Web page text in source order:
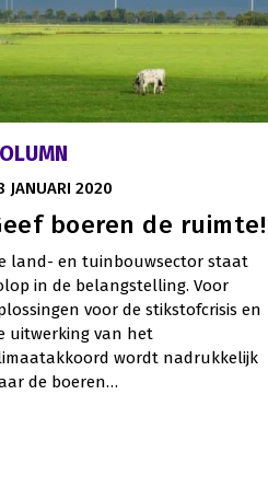
JANUARI 2020
boeren de ruimte!
land- en tuinbouwsector staat
in de belangstelling. Voor
voor de stikstofcrisis en
uitwerking van het
wordt nadrukkelijk
de boeren…